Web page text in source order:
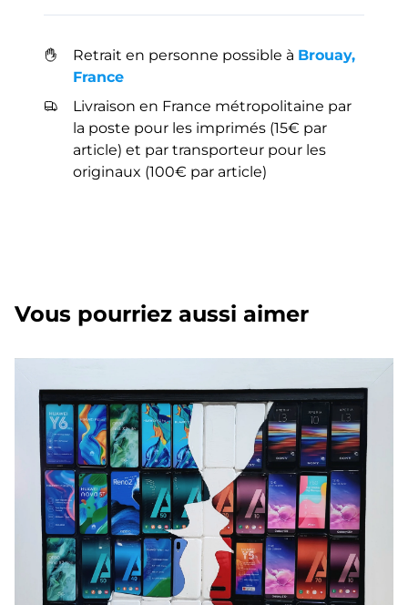
Retrait en personne possible à Brouay,
France
Livraison en France métropolitaine par
la poste pour les imprimés (15€ par
article) et par transporteur pour les
originaux (100€ par article)
Vous pourriez aussi aimer